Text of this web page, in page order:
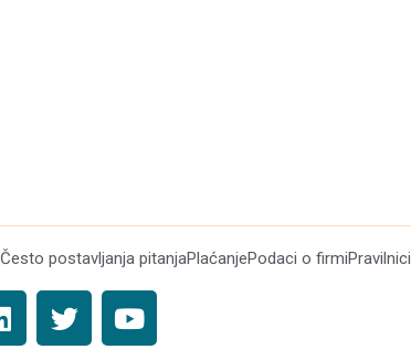
Često postavljanja pitanjaPlaćanjePodaci o firmiPravilnici